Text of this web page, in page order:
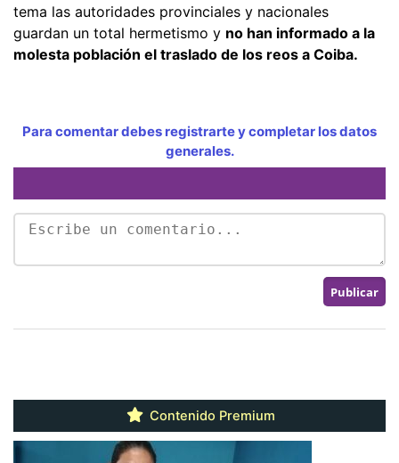
tema las autoridades provinciales y nacionales
guardan un total hermetismo y no han informado a la
molesta población el traslado de los reos a Coiba.
Para comentar debes registrarte y completar los datos
generales.
Contenido Premium